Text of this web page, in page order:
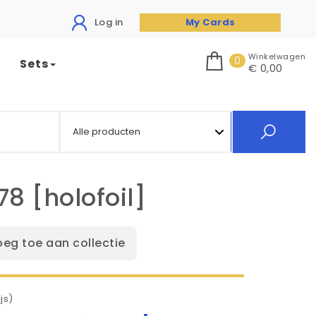
Log in My Cards
Sets 0 Winkelwagen
€ 0,00
[holofoil]
toe aan collectie